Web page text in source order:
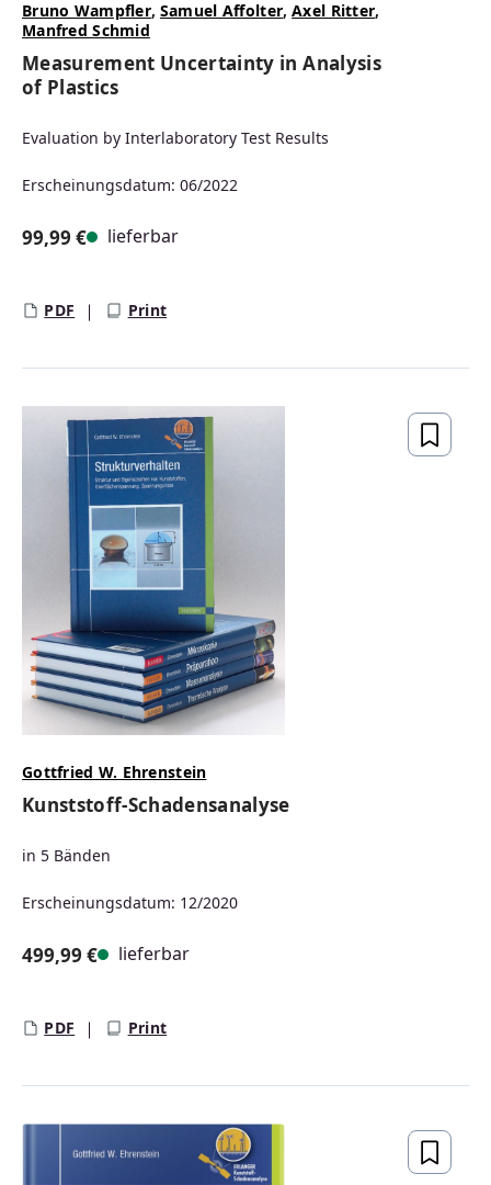
Bruno Wampfler, Samuel Affolter,Axel Ritter,
Manfred Schmid
Measurement Uncertainty in Analysis
of Plastics
Evaluation by Interlaboratory Test Results
Erscheinungsdatum: 06/2022
99,99 € lieferbar
PDF Print
Gottfried W. Ehrenstein
Kunststoff-Schadensanalyse
in 5 Bänden
Erscheinungsdatum: 12/2020
499,99 € lieferbar
PDF Print